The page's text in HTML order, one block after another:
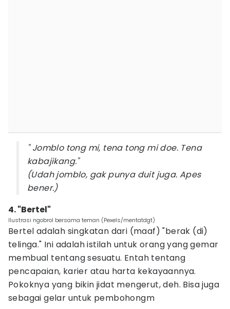
" Jomblo tong mi, tena tong mi doe. Tena
kabajikang."
(Udah jomblo, gak punya duit juga. Apes
bener.)
4. "Bertel"
Ilustrasi ngobrol bersama teman (Pexels/mentatdgt)
Bertel adalah singkatan dari (maaf) "berak (di)
telinga." Ini adalah istilah untuk orang yang gemar
membual tentang sesuatu. Entah tentang
pencapaian, karier atau harta kekayaannya.
Pokoknya yang bikin jidat mengerut, deh. Bisa juga
sebagai gelar untuk pembohongm